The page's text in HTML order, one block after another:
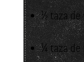
½ taza de
¼ taza de